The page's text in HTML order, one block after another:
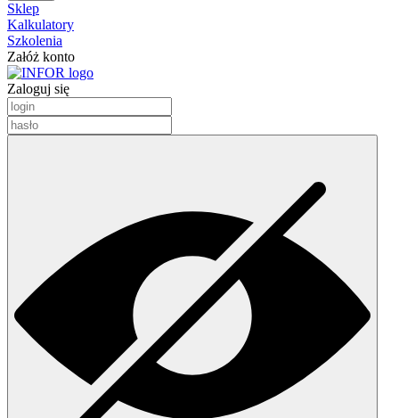
Sklep
Kalkulatory
Szkolenia
Załóż konto
Zaloguj się